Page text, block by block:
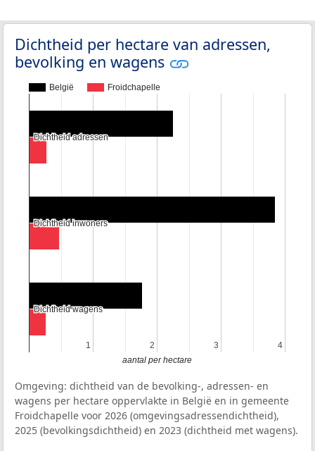
Dichtheid per hectare van adressen,
bevolking en wagens
België Froidchapelle
1
1 2
2 3
3 4
4
Dichtheid adressen
Dichtheid adressen
Dichtheid inwoners
Dichtheid inwoners
Dichtheid wagens
Dichtheid wagens
aantal per hectare
Omgeving: dichtheid van de bevolking-, adressen- en
wagens per hectare oppervlakte in België en in gemeente
Froidchapelle voor 2026 (omgevingsadressendichtheid),
2025 (bevolkingsdichtheid) en 2023 (dichtheid met wagens).